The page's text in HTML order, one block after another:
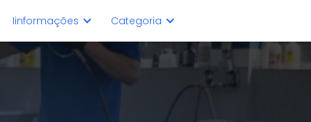
Iinformações Categoria